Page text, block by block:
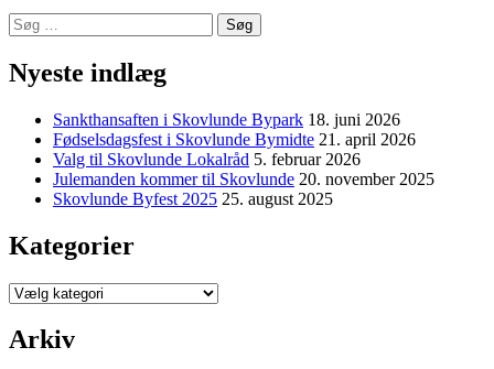
Søg
efter:
Nyeste indlæg
Sankthansaften i Skovlunde Bypark 18. juni 2026
Fødselsdagsfest i Skovlunde Bymidte 21. april 2026
Valg til Skovlunde Lokalråd 5. februar 2026
Julemanden kommer til Skovlunde 20. november 2025
Skovlunde Byfest 2025 25. august 2025
Kategorier
Kategorier
Arkiv